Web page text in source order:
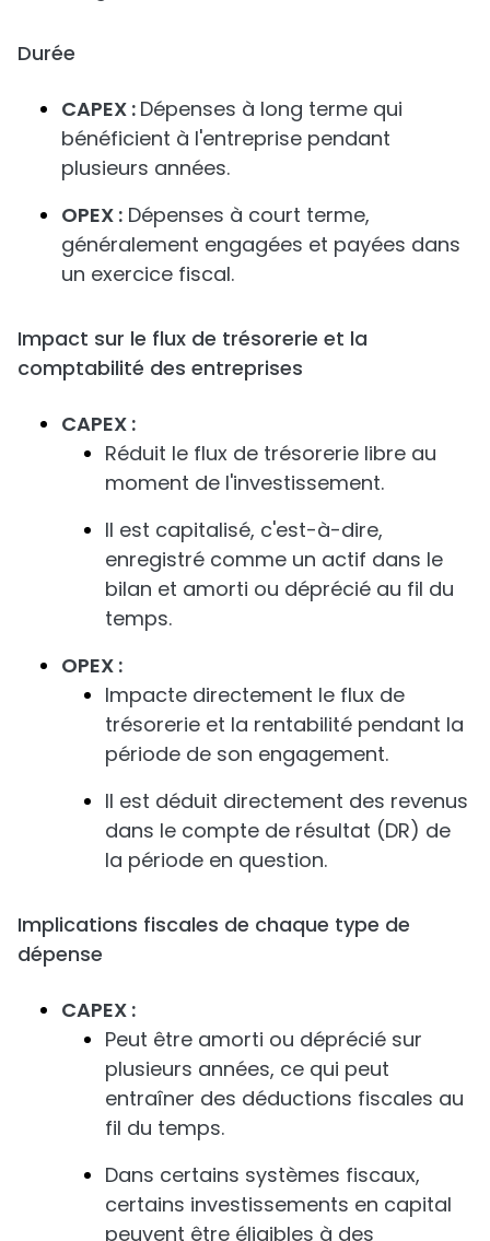
Durée
CAPEX : Dépenses à long terme qui
bénéficient à l'entreprise pendant
plusieurs années.
OPEX : Dépenses à court terme,
généralement engagées et payées dans
un exercice fiscal.
Impact sur le flux de trésorerie et la
comptabilité des entreprises
CAPEX :
Réduit le flux de trésorerie libre au
moment de l'investissement.
Il est capitalisé, c'est-à-dire,
enregistré comme un actif dans le
bilan et amorti ou déprécié au fil du
temps.
OPEX :
Impacte directement le flux de
trésorerie et la rentabilité pendant la
période de son engagement.
Il est déduit directement des revenus
dans le compte de résultat (DR) de
la période en question.
Implications fiscales de chaque type de
dépense
CAPEX :
Peut être amorti ou déprécié sur
plusieurs années, ce qui peut
entraîner des déductions fiscales au
fil du temps.
Dans certains systèmes fiscaux,
certains investissements en capital
peuvent être éligibles à des